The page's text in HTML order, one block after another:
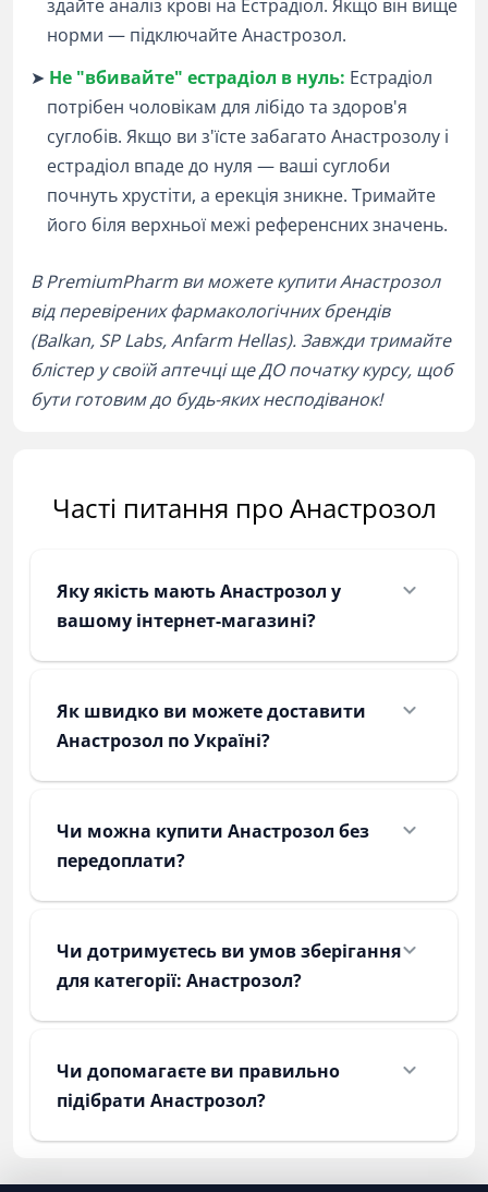
здайте аналіз крові на Естрадіол. Якщо він вище
норми — підключайте Анастрозол.
➤ Не "вбивайте" естрадіол в нуль: Естрадіол
потрібен чоловікам для лібідо та здоров'я
суглобів. Якщо ви з'їсте забагато Анастрозолу і
естрадіол впаде до нуля — ваші суглоби
почнуть хрустіти, а ерекція зникне. Тримайте
його біля верхньої межі референсних значень.
В PremiumPharm ви можете купити Анастрозол
від перевірених фармакологічних брендів
(Balkan, SP Labs, Anfarm Hellas). Завжди тримайте
блістер у своїй аптечці ще ДО початку курсу, щоб
бути готовим до будь-яких несподіванок!
Часті питання про Анастрозол
Яку якість мають Анастрозол у
вашому інтернет-магазині?
Як швидко ви можете доставити
Анастрозол по Україні?
Чи можна купити Анастрозол без
передоплати?
Чи дотримуєтесь ви умов зберігання
для категорії: Анастрозол?
Чи допомагаєте ви правильно
підібрати Анастрозол?